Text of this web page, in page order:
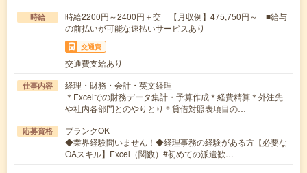
時給
時給2200円～2400円＋交 【月収例】475,750円～ ■給与
の前払いが可能な速払いサービスあり
交通費
交通費支給あり
仕事内容
経理・財務・会計・英文経理
＊Excelでの財務データ集計・予算作成＊経費精算＊外注先
や社内各部門とのやりとり＊貸借対照表項目の…
応募資格
ブランクOK
◆業界経験問いません！◆経理事務の経験がある方【必要な
OAスキル】Excel（関数）#初めての派遣歓…